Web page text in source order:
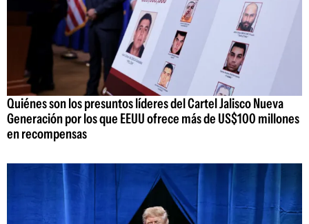
Quiénes son los presuntos líderes del Cartel Jalisco Nueva
Generación por los que EEUU ofrece más de US$100 millones
en recompensas